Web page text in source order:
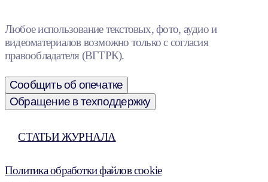
Любое использование текстовых, фото, аудио и
видеоматериалов возможно только с согласия
правообладателя (ВГТРК).
Сообщить об опечатке
Обращение в техподдержку
СТАТЬИ ЖУРНАЛА
Политика обработки файлов cookie